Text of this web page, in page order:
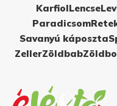
KarfiolLencse
Paradicsom
Savanyú káposzta
ZellerZöldbab